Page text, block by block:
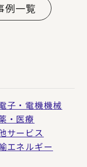
例一覧
子・電機機械
・医療
サービス
エネルギー